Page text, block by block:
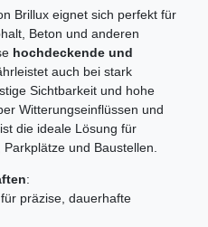
Brillux eignet sich perfekt für
Beton und anderen
hochdeckende und
auch bei stark
Sichtbarkeit und hohe
Witterungseinflüssen und
die ideale Lösung für
und Baustellen.
:
für präzise, dauerhafte